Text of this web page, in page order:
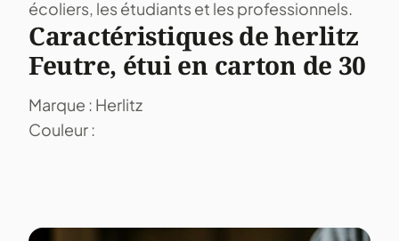
écoliers, les étudiants et les professionnels.
Caractéristiques de herlitz
Feutre, étui en carton de 30
Marque : Herlitz
Couleur :